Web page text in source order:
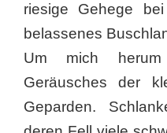
riesige Gehege
belassenes
Um mich
Geräusches der
Geparden.